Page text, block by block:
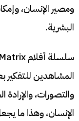
ومصير الإنسان،
البشرية.
المشاهدين للتفكير
والتصورات، والإرادة
الإنسان، وهذا ما